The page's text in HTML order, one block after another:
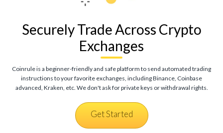
Securely Trade Across Crypto
Exchanges
Coinrule is a beginner-friendly and safe platform to send automated trading
instructions to your favorite exchanges, including Binance, Coinbase
advanced, Kraken, etc. We don't ask for private keys or withdrawal rights.
Get Started